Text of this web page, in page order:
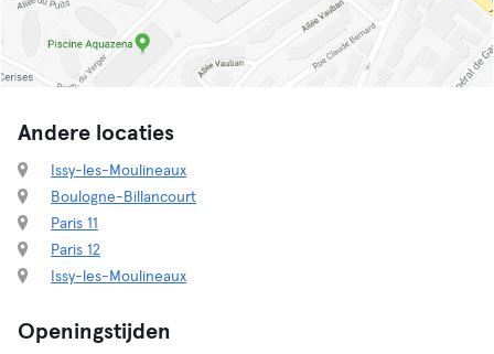
Andere locaties
Issy-les-Moulineaux
Boulogne-Billancourt
Paris 11
Paris 12
Issy-les-Moulineaux
Openingstijden